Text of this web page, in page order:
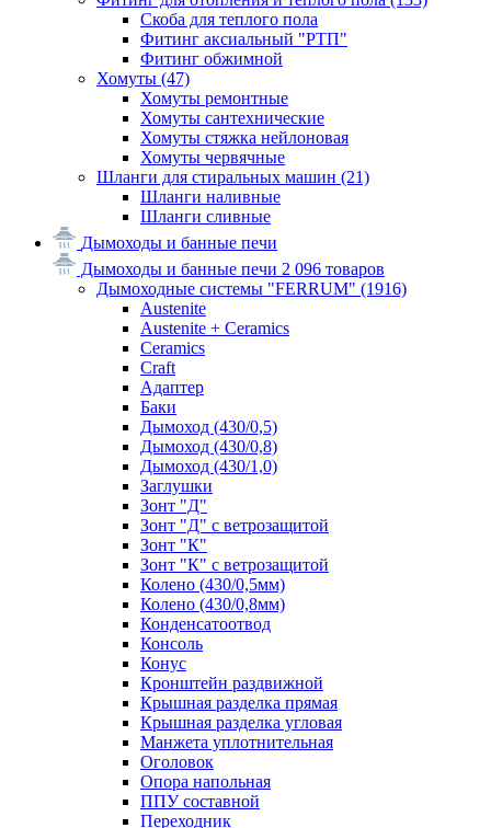
Скоба для теплого пола
Фитинг аксиальный "РТП"
Фитинг обжимной
Хомуты (47)
Хомуты ремонтные
Хомуты сантехнические
Хомуты стяжка нейлоновая
Хомуты червячные
Шланги для стиральных машин (21)
Шланги наливные
Шланги сливные
Дымоходы и банные печи
Дымоходы и банные печи 2 096 товаров
Дымоходные системы "FERRUM" (1916)
Austenite
Austenite + Ceramics
Ceramics
Craft
Адаптер
Баки
Дымоход (430/0,5)
Дымоход (430/0,8)
Дымоход (430/1,0)
Заглушки
Зонт "Д"
Зонт "Д" с ветрозащитой
Зонт "К"
Зонт "К" с ветрозащитой
Колено (430/0,5мм)
Колено (430/0,8мм)
Конденсатоотвод
Консоль
Конус
Кронштейн раздвижной
Крышная разделка прямая
Крышная разделка угловая
Манжета уплотнительная
Оголовок
Опора напольная
ППУ составной
Переходник